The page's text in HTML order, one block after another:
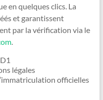
en quelques clics. La
et garantissent
par la vérification via le
.
légales
officielles